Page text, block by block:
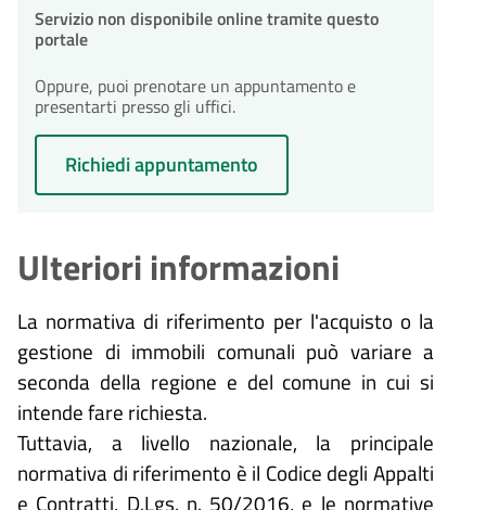
Servizio non disponibile online tramite questo
portale
Oppure, puoi prenotare un appuntamento e
presentarti presso gli uffici.
Richiedi appuntamento
Ulteriori informazioni
La normativa di riferimento per l'acquisto o la
gestione di immobili comunali può variare a
seconda della regione e del comune in cui si
intende fare richiesta.
Tuttavia, a livello nazionale, la principale
normativa di riferimento è il Codice degli Appalti
e Contratti, D.Lgs. n. 50/2016, e le normative